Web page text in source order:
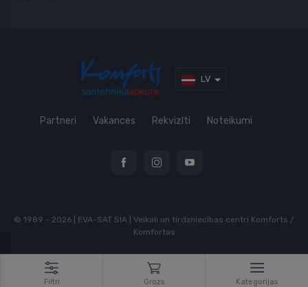
LV
Partneri Vakances Rekvizīti Noteikumi
© 1989 - 2026 | EVA-SAT SIA | Veikali un tirdzniecības centri Komforts /
Komfortas
Filtri Grozs Kategorijas